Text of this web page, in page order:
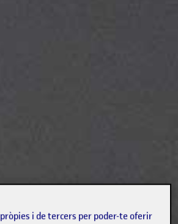
pròpies i de tercers per poder-te oferir